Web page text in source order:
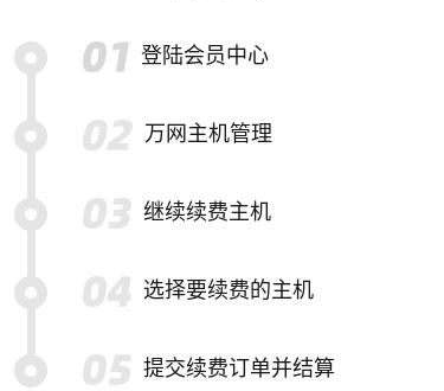
登陆会员中心
万网主机管理
继续续费主机
选择要续费的主机
提交续费订单并结算